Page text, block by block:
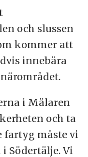
och slussen
kommer att
innebära
i Mälaren
och ta
fartyg måste vi
Södertälje. Vi